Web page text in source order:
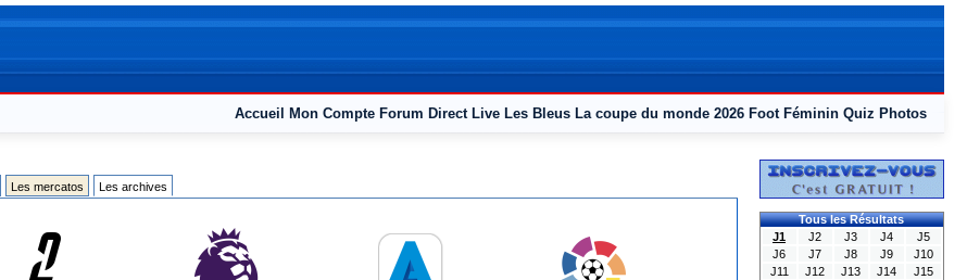
Accueil Mon Compte Forum Direct Live Les Bleus La coupe du monde 2026 Foot Féminin Quiz Photos
Les mercatos Les archives
Tous les Résultats
J1
J2 J3 J4
J5
J6
J7 J8 J9
J10
J11
J12 J13 J14
J15